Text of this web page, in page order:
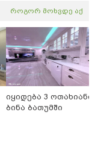
როგორ მოხვდე აქ
იყიდება 3 ოთახიანი
ბინა ბათუმში